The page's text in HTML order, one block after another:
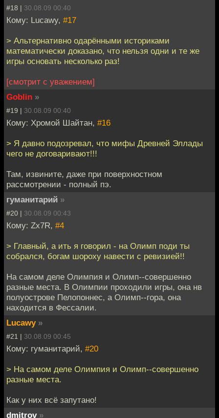
#18 | 30.08.09 00:40
Кому: Lucawy, #17
> Альтернативно одарёнными историками
математически доказано, что нельзя одни и те же
игры основать несколько раз!
[смотрит с уважением]
Goblin »
#19 | 30.08.09 00:40
Кому: Хромой Шайтан, #16
> Я давно подозревал, что мифы Древней Эллады
чего не договаривают!!!
Там, извините, даже при поверхностном
рассмотрении - полный пэ.
гуманитарий »
#20 | 30.08.09 00:43
Кому: Zx7R, #4
> Главный, а ить я говорил - на Олимп поди ты
собрался, богам шороху навести с ревизией!!
На самом деле Олимпия и Олимп--совершенно
разные места. В Олимпии проходили игры, она нв
полуострове Пелопоннес, а Олимп--гора, она
находится в Фессалии.
Lucawy »
#21 | 30.08.09 00:45
Кому: гуманитарий, #20
> На самом деле Олимпия и Олимп--совершенно
разные места.
Как у них всё запутано!
dmitrov »